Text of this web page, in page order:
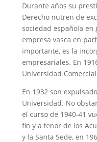
Durante años su
Derecho nutren de
sociedad española
empresa vasca en
importante, es la
empresariales. En
Universidad
En 1932 son
Universidad. No
el curso de 1940-41
fin y a tenor de los
y la Santa Sede, en